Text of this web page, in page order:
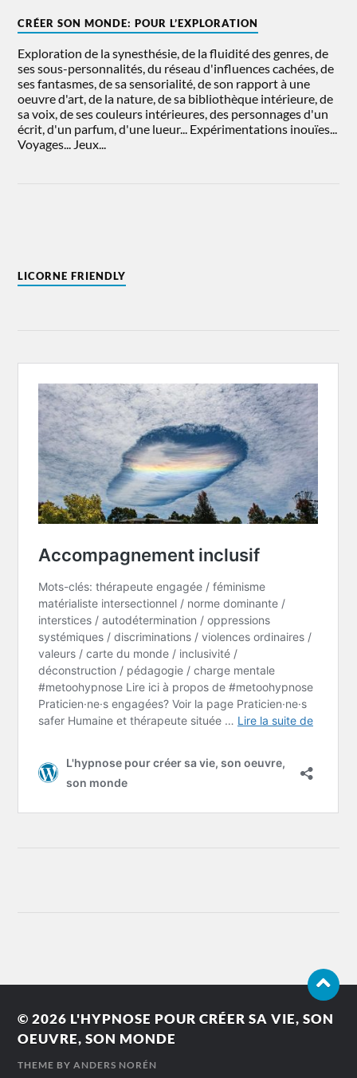
CRÉER SON MONDE: POUR L’EXPLORATION
Exploration de la synesthésie, de la fluidité des genres, de
ses sous-personnalités, du réseau d'influences cachées, de
ses fantasmes, de sa sensorialité, de son rapport à une
oeuvre d'art, de la nature, de sa bibliothèque intérieure, de
sa voix, de ses couleurs intérieures, des personnages d'un
écrit, d'un parfum, d'une lueur... Expérimentations inouïes...
Voyages... Jeux...
LICORNE FRIENDLY
© 2026 L'HYPNOSE POUR CRÉER SA VIE, SON
OEUVRE, SON MONDE
THEME BYANDERS NORÉN